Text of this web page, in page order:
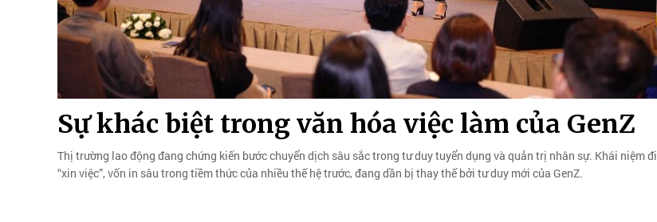
Sự khác biệt trong văn hóa việc làm của GenZ
Thị trường lao động đang chứng kiến bước chuyển dịch sâu sắc trong tư duy tuyển dụng và quản trị nhân sự. Khái niệm đi
“xin việc”, vốn in sâu trong tiềm thức của nhiều thế hệ trước, đang dần bị thay thế bởi tư duy mới của GenZ.